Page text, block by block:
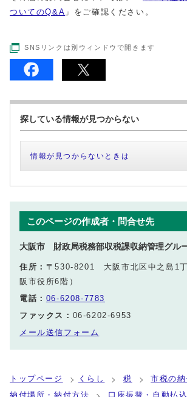
ついてのQ&A 」をご確認ください。
SNSリンクは別ウィンドウで開きます
探している情報が見つからない
情報が見つからないときは
このページの作成者・問合せ先
大阪市 財政局税務部収税課収納管理グル
住所： 〒530-8201 大阪市北区中之島1
阪市役所6階）
電話： 06-6208-7783
ファックス： 06-6202-6953
メール送信フォーム
トップページ くらし 税
市税の
納付場所・納付方法
口座振替・自動払込